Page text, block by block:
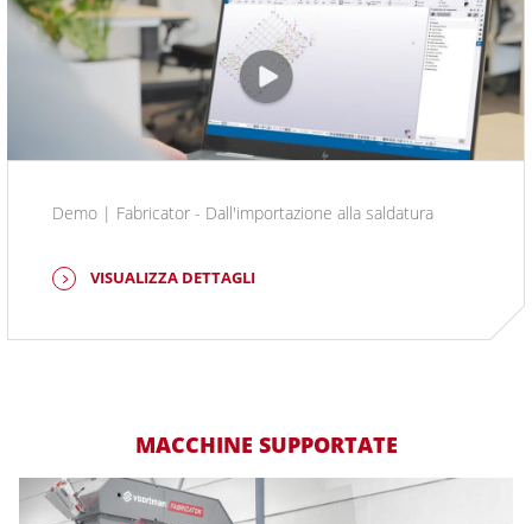
Demo | Fabricator - Dall'importazione alla saldatura
VISUALIZZA DETTAGLI
MACCHINE SUPPORTATE